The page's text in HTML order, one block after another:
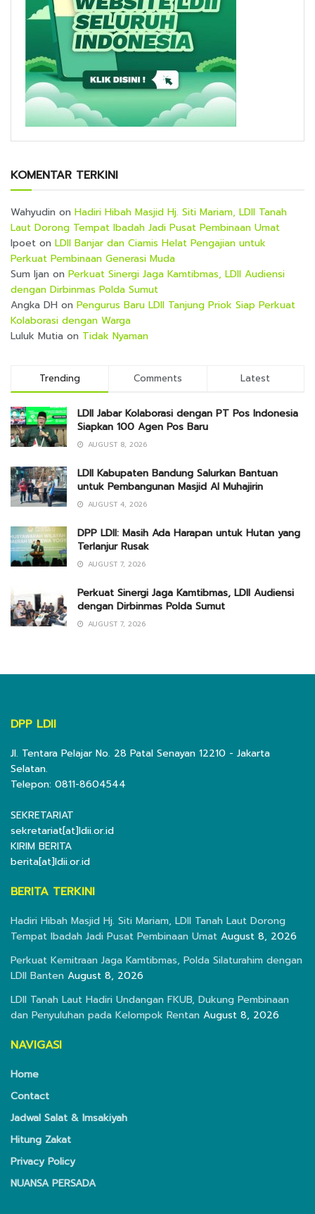
KOMENTAR TERKINI
Wahyudin on Hadiri Hibah Masjid Hj. Siti Mariam, LDII Tanah
Laut Dorong Tempat Ibadah Jadi Pusat Pembinaan Umat
Ipoet on LDII Banjar dan Ciamis Helat Pengajian untuk
Perkuat Pembinaan Generasi Muda
Sum Ijan on Perkuat Sinergi Jaga Kamtibmas, LDII Audiensi
dengan Dirbinmas Polda Sumut
Angka DH on Pengurus Baru LDII Tanjung Priok Siap Perkuat
Kolaborasi dengan Warga
Luluk Mutia on Tidak Nyaman
Trending Comments Latest
LDII Jabar Kolaborasi dengan PT Pos Indonesia
Siapkan 100 Agen Pos Baru
AUGUST 8, 2026
LDII Kabupaten Bandung Salurkan Bantuan
untuk Pembangunan Masjid Al Muhajirin
AUGUST 4, 2026
DPP LDII: Masih Ada Harapan untuk Hutan yang
Terlanjur Rusak
AUGUST 7, 2026
Perkuat Sinergi Jaga Kamtibmas, LDII Audiensi
dengan Dirbinmas Polda Sumut
AUGUST 7, 2026
DPP LDII
Jl. Tentara Pelajar No. 28 Patal Senayan 12210 - Jakarta
Selatan.
Telepon: 0811-8604544
SEKRETARIAT
sekretariat[at]ldii.or.id
KIRIM BERITA
berita[at]ldii.or.id
BERITA TERKINI
Hadiri Hibah Masjid Hj. Siti Mariam, LDII Tanah Laut Dorong
Tempat Ibadah Jadi Pusat Pembinaan Umat August 8, 2026
Perkuat Kemitraan Jaga Kamtibmas, Polda Silaturahim dengan
LDII Banten August 8, 2026
LDII Tanah Laut Hadiri Undangan FKUB, Dukung Pembinaan
dan Penyuluhan pada Kelompok Rentan August 8, 2026
NAVIGASI
Home
Contact
Jadwal Salat & Imsakiyah
Hitung Zakat
Privacy Policy
NUANSA PERSADA